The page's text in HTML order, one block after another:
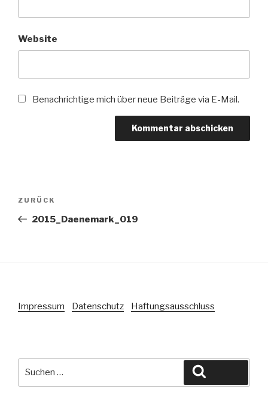
Website
Benachrichtige mich über neue Beiträge via E-Mail.
Beitragsnavigation
Vorheriger
Beitrag
ZURÜCK
2015_Daenemark_019
Impressum Datenschutz Haftungsausschluss